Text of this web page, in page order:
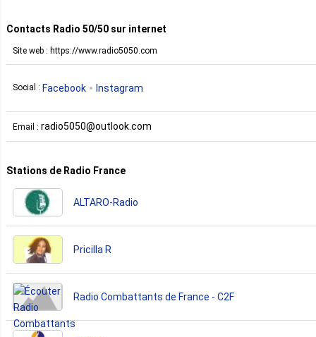
Contacts Radio 50/50 sur internet
Site web : https://www.radio5050.com
Social : Facebook Instagram
Email : radio5050@outlook.com
Stations de Radio France
ALTARO-Radio
Pricilla R
Radio Combattants de France - C2F